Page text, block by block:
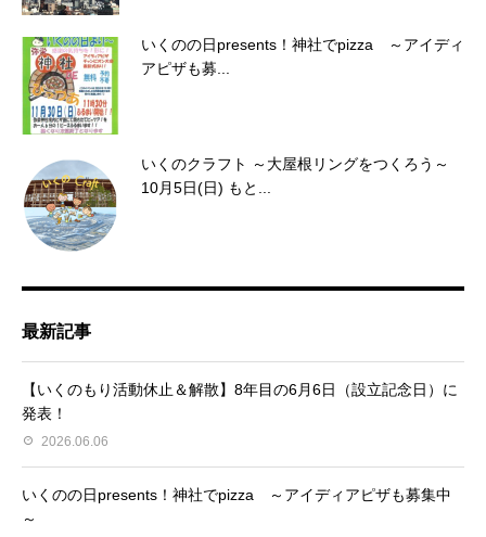
いくのの日presents！神社でpizza ～アイディ
アピザも募...
いくのクラフト ～大屋根リングをつくろう～
10月5日(日) もと...
最新記事
【いくのもり活動休止＆解散】8年目の6月6日（設立記念日）に
発表！
2026.06.06
いくのの日presents！神社でpizza ～アイディアピザも募集中
～